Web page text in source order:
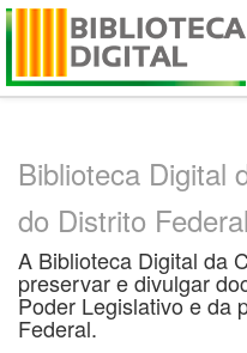
Skip
Biblioteca Digital
do Distrito Federal
A Biblioteca Digital da
preservar e divulgar
Poder Legislativo e da
Federal.